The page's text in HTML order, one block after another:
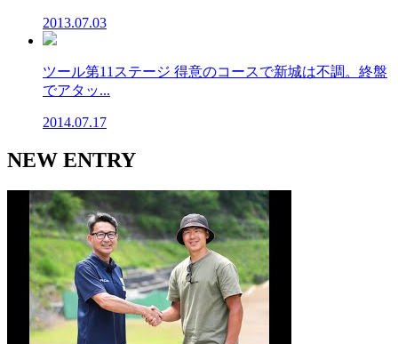
2013.07.03
ツール第11ステージ 得意のコースで新城は不調。終盤
でアタッ...
2014.07.17
NEW ENTRY